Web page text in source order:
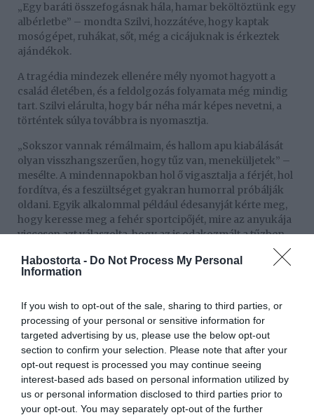
Habostorta - Do Not Process My Personal
Information
If you wish to opt-out of the sale, sharing to third parties, or
processing of your personal or sensitive information for
targeted advertising by us, please use the below opt-out
section to confirm your selection. Please note that after your
opt-out request is processed you may continue seeing
interest-based ads based on personal information utilized by
us or personal information disclosed to third parties prior to
your opt-out. You may separately opt-out of the further
„Egy baráti összefogásnak hála, hamar beköltöztünk egy
albérletbe” – mondta Szilvi, hozzátéve, hogy kaptak
mosógépet, ruhákat, sőt, még a cicájuknak is érkeztek
ajándékok.
A tragédia mindezek ellenére mély nyomot hagyott a
család életében, és a feldolgozás folyamata még mindig
tart. Szilvi elárulta, hogy bár néha már képes nevetni, a
történtek súlya továbbra is nyomasztja.
„Sokszor vannak rémálmaim, és hallom apu kiabálását
olyan visszhangszerűen, hogy tűz van, meneküljetek” –
mesélte. A mindennapokban hol ő vigasztalja a férjét, hol
fordítva, és a feszültséget gyakran humorral próbálják
oldani. Egyik alkalommal például édesanyját kérte meg,
hogy keresse meg a fehér sportcipőjét, mire az anyukája
viccesen azt válaszolta, hogy az is odakozmált a tűzben.
Az ilyen pillanatok segítenek enyhíteni a fájdalmat, de a
veszteség feldolgozása még hosszú időt fog igénybe
venni.
„Még nem tudtam a történtek miatt alaposan kisírni
magamat. Ott még nem tartok. Időm sem volt rá, annyi a
teendő” – vallotta be. Bár nem haragszik senkire, az
események után érthető módon feszültség és
csalódottság is van benne. A család jelenleg az
újrakezdésre koncentrál, és bár a helyzetük nem
könnyű, a kapott támogatás és szeretet erőt ad nekik a
folytatáshoz.